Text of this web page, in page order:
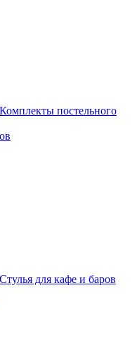
Комплекты постельного
Стулья для кафе и баров